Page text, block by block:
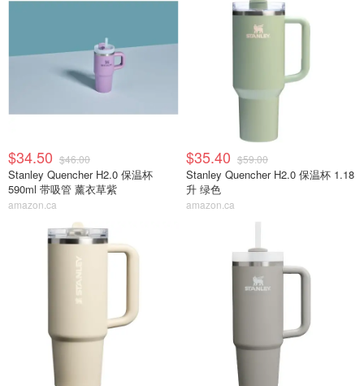
$34.50 $46.00
Stanley Quencher H2.0 保温杯
590ml 带吸管 薰衣草紫
amazon.ca
$35.40 $59.00
Stanley Quencher H2.0 保温杯 1.18
升 绿色
amazon.ca